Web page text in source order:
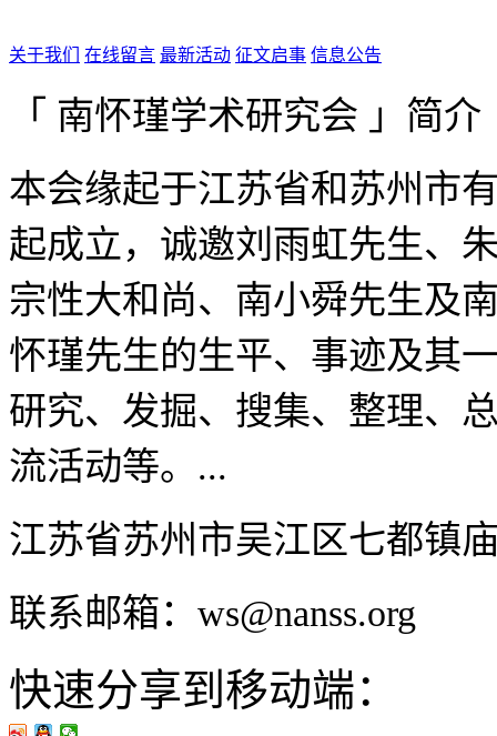
关于我们 在线留言 最新活动 征文启事 信息公告
「 南怀瑾学术研究会 」简介
本会缘起于江苏省和苏州市
起成立，诚邀刘雨虹先生、
宗性大和尚、南小舜先生及
怀瑾先生的生平、事迹及其
研究、发掘、搜集、整理、
流活动等。...
江苏省苏州市吴江区七都镇
联系邮箱：ws@nanss.org
快速分享到移动端：